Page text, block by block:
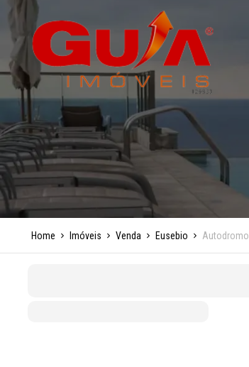
Home Imóveis Venda Eusebio Autodromo